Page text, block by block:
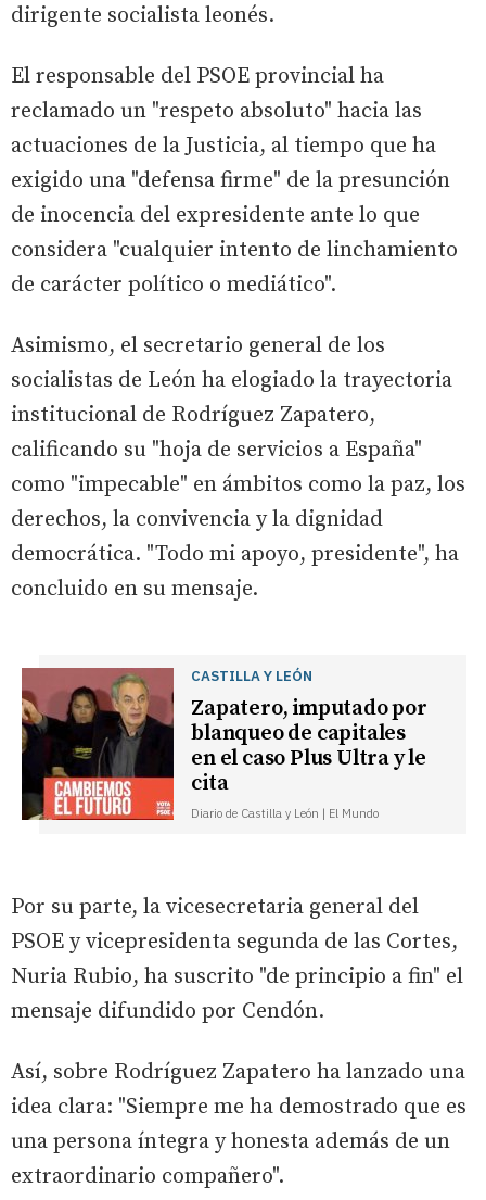
dirigente socialista leonés.
El responsable del PSOE provincial ha
reclamado un "respeto absoluto" hacia las
actuaciones de la Justicia, al tiempo que ha
exigido una "defensa firme" de la presunción
de inocencia del expresidente ante lo que
considera "cualquier intento de linchamiento
de carácter político o mediático".
Asimismo, el secretario general de los
socialistas de León ha elogiado la trayectoria
institucional de Rodríguez Zapatero,
calificando su "hoja de servicios a España"
como "impecable" en ámbitos como la paz, los
derechos, la convivencia y la dignidad
democrática. "Todo mi apoyo, presidente", ha
concluido en su mensaje.
CASTILLA Y LEÓN
Zapatero, imputado por
blanqueo de capitales
en el caso Plus Ultra y le
cita
Diario de Castilla y León | El Mundo
Por su parte, la vicesecretaria general del
PSOE y vicepresidenta segunda de las Cortes,
Nuria Rubio, ha suscrito "de principio a fin" el
mensaje difundido por Cendón.
Así, sobre Rodríguez Zapatero ha lanzado una
idea clara: "Siempre me ha demostrado que es
una persona íntegra y honesta además de un
extraordinario compañero".